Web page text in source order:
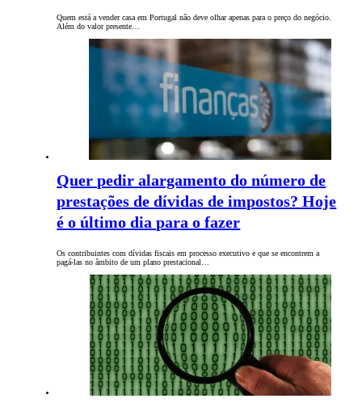
Quem está a vender casa em Portugal não deve olhar apenas para o preço do negócio.
Além do valor presente…
Quer pedir alargamento do número de
prestações de dívidas de impostos? Hoje
é o último dia para o fazer
Os contribuintes com dívidas fiscais em processo executivo e que se encontrem a
pagá-las no âmbito de um plano prestacional…